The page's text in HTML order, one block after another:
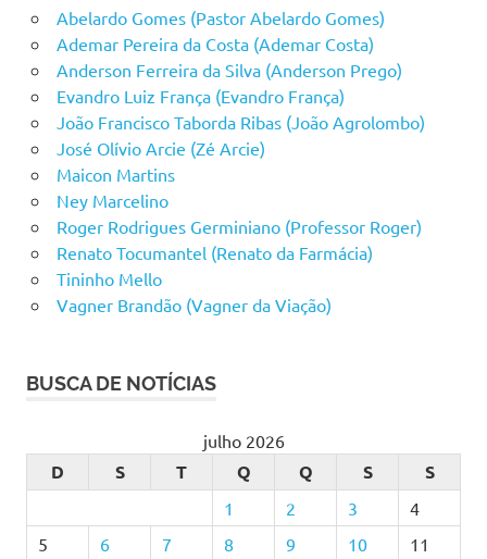
Abelardo Gomes (Pastor Abelardo Gomes)
Ademar Pereira da Costa (Ademar Costa)
Anderson Ferreira da Silva (Anderson Prego)
Evandro Luiz França (Evandro França)
João Francisco Taborda Ribas (João Agrolombo)
José Olívio Arcie (Zé Arcie)
Maicon Martins
Ney Marcelino
Roger Rodrigues Germiniano (Professor Roger)
Renato Tocumantel (Renato da Farmácia)
Tininho Mello
Vagner Brandão (Vagner da Viação)
BUSCA DE NOTÍCIAS
julho 2026
D S T Q Q S S
1 2 3
4
5
6 7 8 9 10
11